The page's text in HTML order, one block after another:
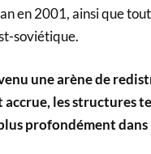
en 2001, ainsi que
soviétique.
une arène de
accrue, les structures
profondément dans